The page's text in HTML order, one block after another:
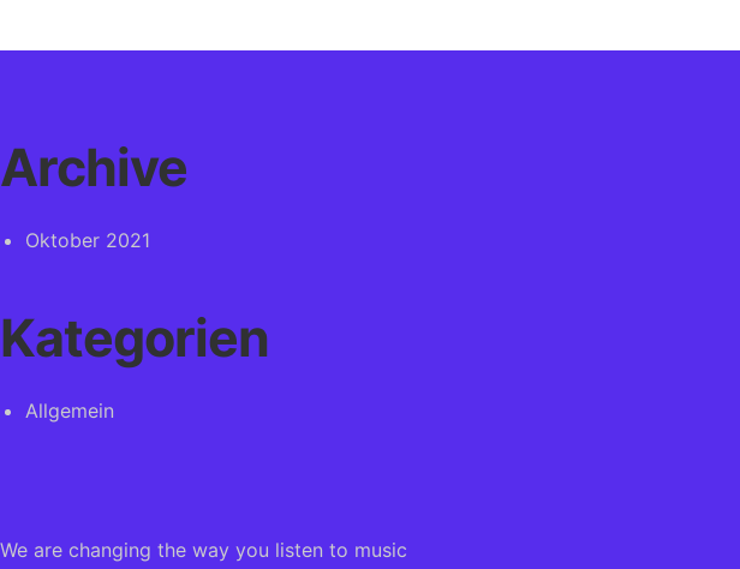
Archive
Oktober 2021
Kategorien
Allgemein
We are changing the way you listen to music